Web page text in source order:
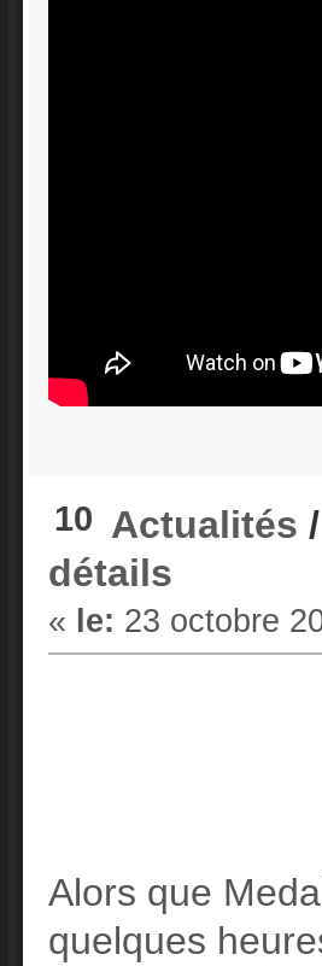
10 Actualités /
détails
« le: 23 octobre
Alors que
quelques